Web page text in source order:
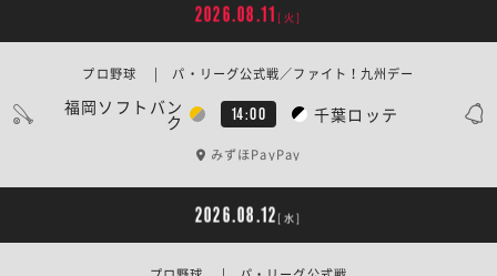
2026.08.11 [火]
福岡ソフトバン
ク 14:00 千葉ロッテ
プロ野球 | パ・リーグ公式戦／ファイト！九州デー
みずほPayPay
2026.08.12 [水]